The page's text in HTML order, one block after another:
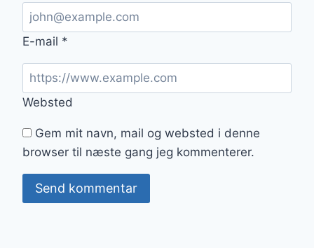
E-mail *
Websted
Gem mit navn, mail og websted i denne
browser til næste gang jeg kommenterer.